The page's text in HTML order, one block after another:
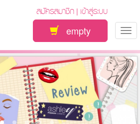
สมัครสมาชิก | เข้าสู่ระบบ
empty